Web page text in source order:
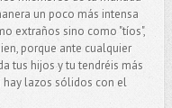
un poco más intensa
extraños sino como "tíos",
porque ante cualquier
tus hijos y tu tendréis más
hay lazos sólidos con el